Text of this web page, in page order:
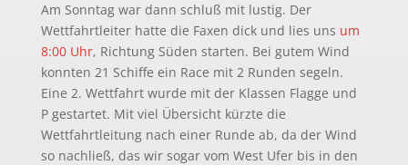
Am Sonntag war dann schluß mit lustig. Der
Wettfahrtleiter hatte die Faxen dick und lies uns um
8:00 Uhr, Richtung Süden starten. Bei gutem Wind
konnten 21 Schiffe ein Race mit 2 Runden segeln.
Eine 2. Wettfahrt wurde mit der Klassen Flagge und
P gestartet. Mit viel Übersicht kürzte die
Wettfahrtleitung nach einer Runde ab, da der Wind
so nachließ, das wir sogar vom West Ufer bis in den